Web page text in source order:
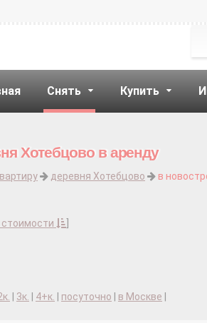
Снять Купить
Хотебцово в аренду
деревня Хотебцово в
3к. 4+к. посуточно в Москве